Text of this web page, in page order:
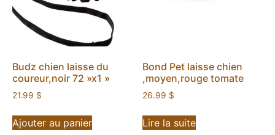
Budz chien laisse du
coureur,noir 72 »x1 »
21.99 $
Ajouter au panier
Bond Pet laisse chien
,moyen,rouge tomate
26.99 $
Lire la suite